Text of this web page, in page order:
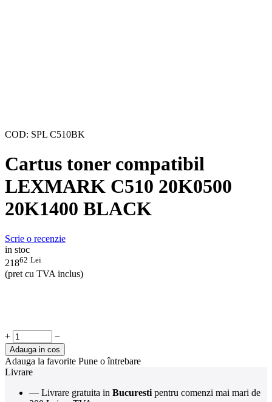
COD: SPL C510BK
Cartus toner compatibil
LEXMARK C510 20K0500
20K1400 BLACK
Scrie o recenzie
in stoc
21862 Lei
(pret cu TVA inclus)
+ −
Adauga in cos
Adauga la favorite Pune o întrebare
Livrare
— Livrare gratuita in Bucuresti pentru comenzi mai mari de